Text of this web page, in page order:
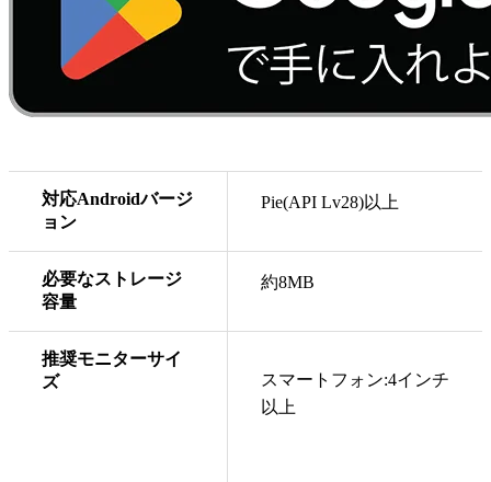
対応Androidバージ
ョン
Pie(API Lv28)以上
必要なストレージ
容量
約8MB
推奨モニターサイ
ズ
スマートフォン:4インチ
以上